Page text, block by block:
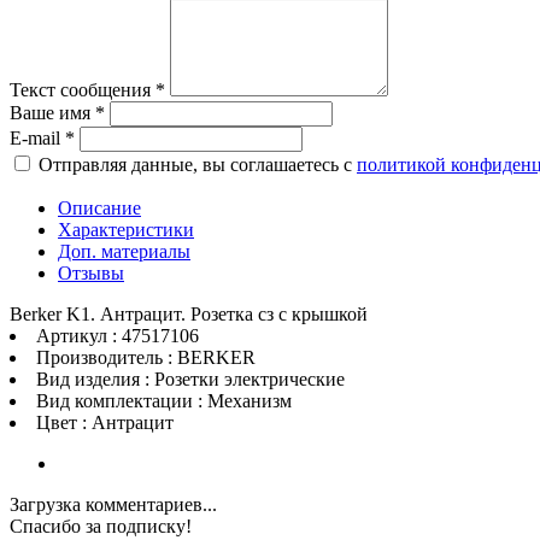
Текст сообщения *
Ваше имя *
E-mail *
Отправляя данные, вы соглашаетесь с политикой
Описание
Характеристики
Доп. материалы
Отзывы
Berker K1. Антрацит. Розетка сз с крышкой
Артикул : 47517106
Производитель : BERKER
Вид изделия : Розетки электрические
Вид комплектации : Механизм
Цвет : Антрацит
Загрузка комментариев...
Спасибо за подписку!